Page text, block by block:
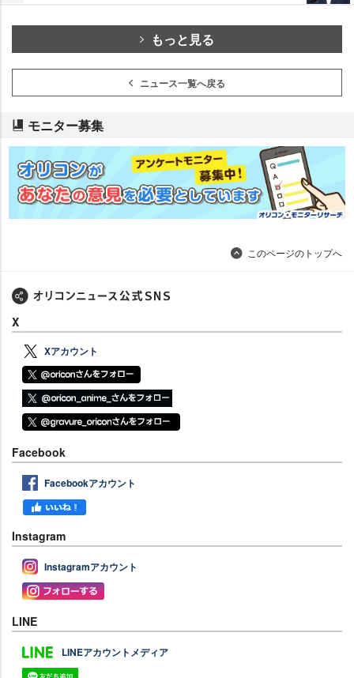
もっと見る
ニュース一覧へ戻る
モニター募集
このページのトップへ
X
Xアカウント
Facebook
Facebookアカウント
Instagram
Instagramアカウント
LINE
LINEアカウントメディア